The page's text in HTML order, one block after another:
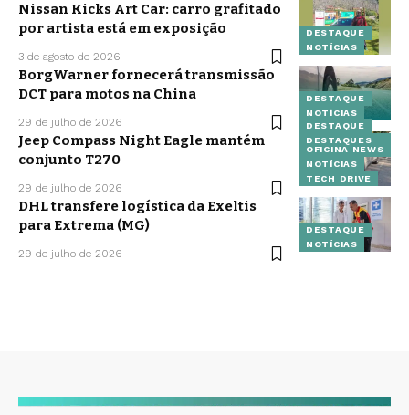
DESTAQUE
NOTÍCIAS
Nissan Kicks Art Car: carro grafitado
por artista está em exposição
3 de agosto de 2026
DESTAQUE
NOTÍCIAS
BorgWarner fornecerá transmissão
DCT para motos na China
29 de julho de 2026
DESTAQUE
DESTAQUES
OFICINA NEWS
NOTÍCIAS
TECH DRIVE
Jeep Compass Night Eagle mantém
conjunto T270
29 de julho de 2026
DESTAQUE
NOTÍCIAS
DHL transfere logística da Exeltis
para Extrema (MG)
29 de julho de 2026